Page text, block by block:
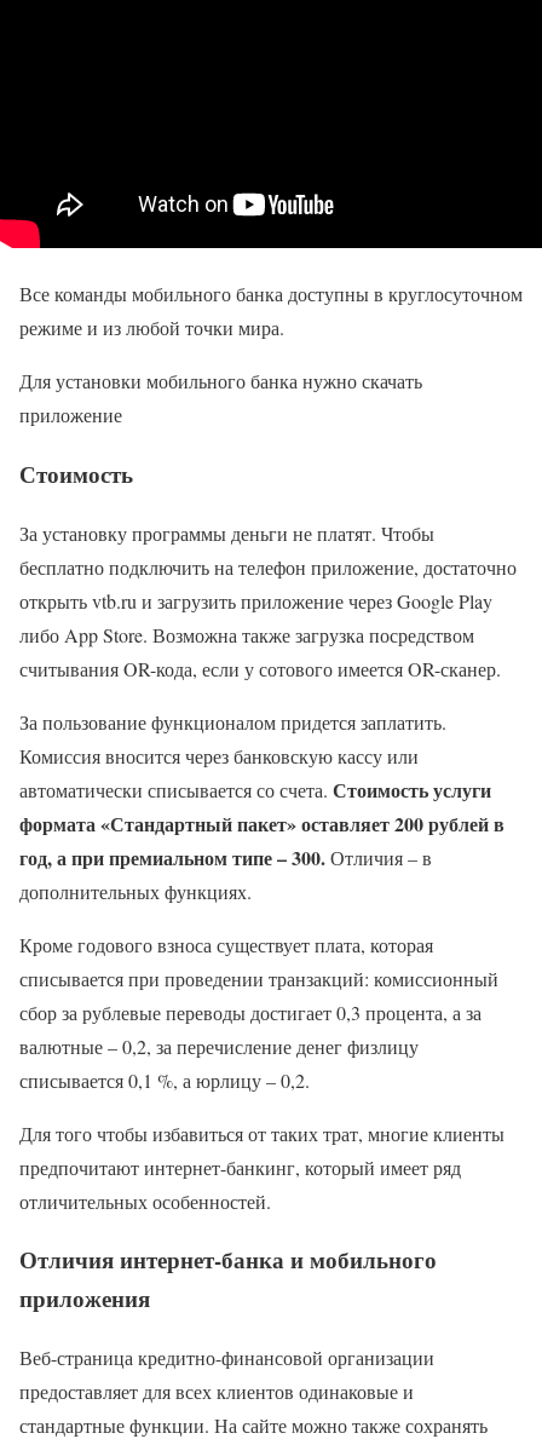
Все команды мобильного банка доступны в круглосуточном
режиме и из любой точки мира.
Для установки мобильного банка нужно скачать
приложение
Стоимость
За установку программы деньги не платят. Чтобы
бесплатно подключить на телефон приложение, достаточно
открыть vtb.ru и загрузить приложение через Google Play
либо App Store. Возможна также загрузка посредством
считывания OR-кода, если у сотового имеется OR-сканер.
За пользование функционалом придется заплатить.
Комиссия вносится через банковскую кассу или
автоматически списывается со счета. Стоимость услуги
формата «Стандартный пакет» оставляет 200 рублей в
год, а при премиальном типе – 300.Отличия – в
дополнительных функциях.
Кроме годового взноса существует плата, которая
списывается при проведении транзакций: комиссионный
сбор за рублевые переводы достигает 0,3 процента, а за
валютные – 0,2, за перечисление денег физлицу
списывается 0,1 %, а юрлицу – 0,2.
Для того чтобы избавиться от таких трат, многие клиенты
предпочитают интернет-банкинг, который имеет ряд
отличительных особенностей.
Отличия интернет-банка и мобильного
приложения
Веб-страница кредитно-финансовой организации
предоставляет для всех клиентов одинаковые и
стандартные функции. На сайте можно также сохранять